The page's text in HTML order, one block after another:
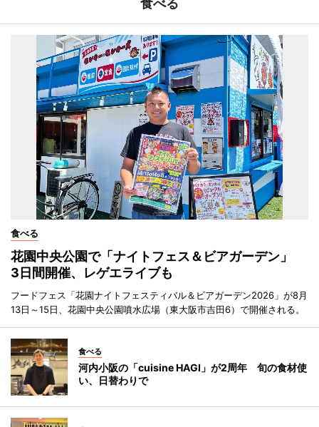
食べる
食べる
花園中央公園で「ナイトフェス＆ビアガーデン」
3日間開催、レゲエライブも
フードフェス「花園ナイトフェスティバル＆ビアガーデン2026」が8月
13日～15日、花園中央公園噴水広場（東大阪市吉田6）で開催される。
食べる
河内小阪の「cuisine HAGI」が2周年 旬の食材使
い、日替わりで